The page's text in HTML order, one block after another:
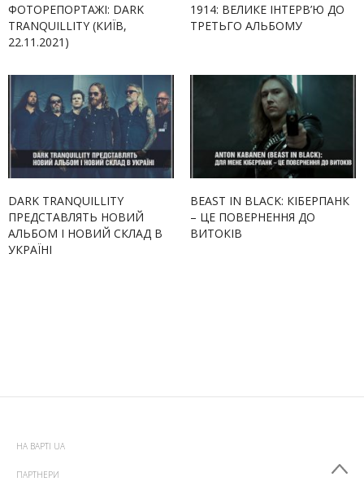
ФОТОРЕПОРТАЖІ: DARK
TRANQUILLITY (КИЇВ,
22.11.2021)
1914: ВЕЛИКЕ ІНТЕРВ’Ю ДО
ТРЕТЬГО АЛЬБОМУ
DARK TRANQUILLITY
ПРЕДСТАВЛЯТЬ НОВИЙ
АЛЬБОМ І НОВИЙ СКЛАД В
УКРАЇНІ
BEAST IN BLACK: КІБЕРПАНК
– ЦЕ ПОВЕРНЕННЯ ДО
ВИТОКІВ
НА ВАРТІ UA
ПАРТНЕРИ